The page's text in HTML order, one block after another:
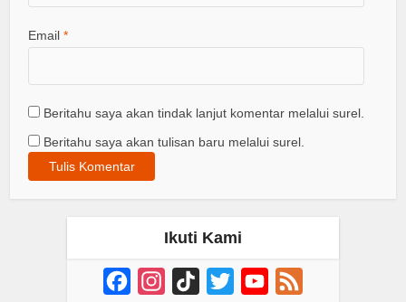
Email*
Beritahu saya akan tindak lanjut komentar melalui surel.
Beritahu saya akan tulisan baru melalui surel.
Ikuti Kami
FacebookInstagram
TikTok Twitter YouTube